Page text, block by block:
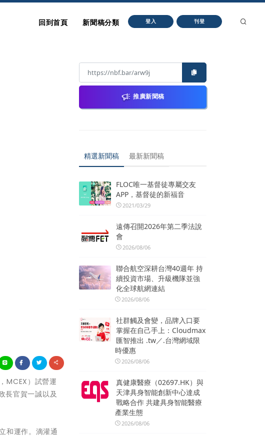
回到首頁 新聞稿分類 登入 刊登
MCEX）試營運
長官賀一誠以及
和運作。滴灌通
推廣新聞稿
精選新聞稿 最新新聞稿
FLOC唯一基督徒專屬交友
APP，基督徒的新福音
2021/03/29
遠傳召開2026年第二季法說
會
2026/08/06
聯合航空深耕台灣40週年 持
續投資市場、升級機隊並強
化全球航網連結
2026/08/06
社群觸及會變，品牌入口要
掌握在自己手上：Cloudmax
匯智推出 .tw／.台灣網域限
時優惠
2026/08/06
真健康醫療（02697.HK）與
天津具身智能創新中心達成
戰略合作 共建具身智能醫療
產業生態
2026/08/06